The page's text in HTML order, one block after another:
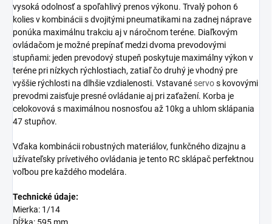
vysoká odolnosť a spoľahlivý prenos výkonu. Trvalý pohon 6
kolies v kombinácii s dvojitými pneumatikami na zadnej náprave
ponúka maximálnu trakciu aj v náročnom teréne. Diaľkovým
ovládačom je možné prepínať medzi dvoma prevodovými
stupňami: jeden prevodový stupeň poskytuje maximálny výkon v
teréne pri nízkych rýchlostiach, zatiaľ čo druhý je vhodný pre
vyššie rýchlosti na dlhšie vzdialenosti. Vstavané servos kovovými
prevodmi zaisťuje presné ovládanie aj pri zaťažení. Korba je
celokovová s maximálnou nosnosťou až 10kg a uhlom sklápania
47 stupňov.
Vďaka kombinácii robustných materiálov, funkčného dizajnu a
užívateľsky prívetivého ovládania je tento RC sklápač perfektnou
voľbou pre každého modelára.
Technické údaje:
Mierka: 1/14